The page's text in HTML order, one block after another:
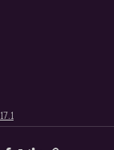
17.1